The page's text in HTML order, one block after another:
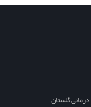
گلستان